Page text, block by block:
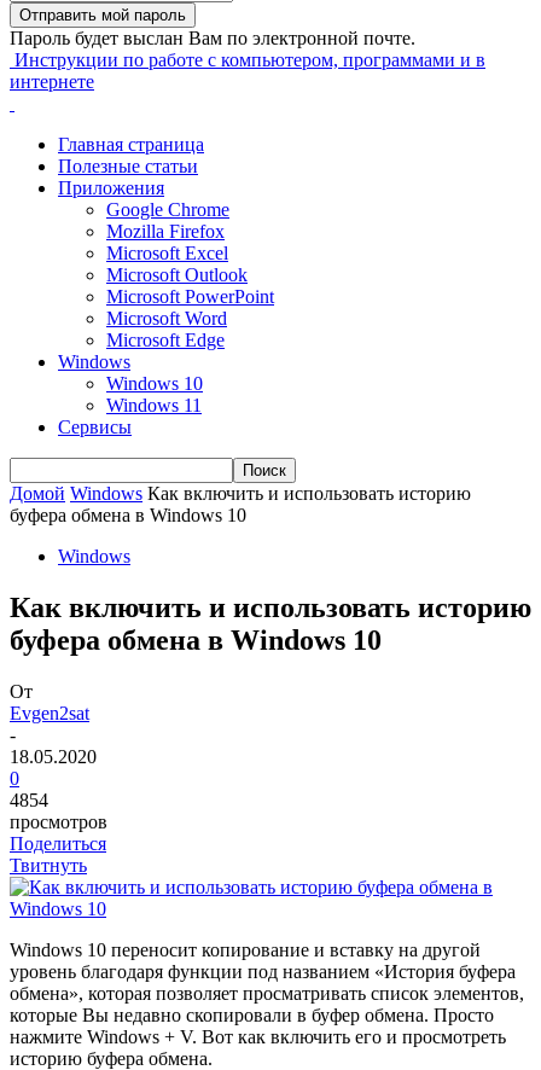
Пароль будет выслан Вам по электронной почте.
Инструкции по работе с компьютером, программами и в
интернете
Главная страница
Полезные статьи
Приложения
Google Chrome
Mozilla Firefox
Microsoft Excel
Microsoft Outlook
Microsoft PowerPoint
Microsoft Word
Microsoft Edge
Windows
Windows 10
Windows 11
Сервисы
Домой Windows Как включить и использовать историю
буфера обмена в Windows 10
Windows
Как включить и использовать историю
буфера обмена в Windows 10
От
Evgen2sat
-
18.05.2020
0
4854
просмотров
Поделиться
Твитнуть
Windows 10 переносит копирование и вставку на другой
уровень благодаря функции под названием «История буфера
обмена», которая позволяет просматривать список элементов,
которые Вы недавно скопировали в буфер обмена. Просто
нажмите Windows + V. Вот как включить его и просмотреть
историю буфера обмена.